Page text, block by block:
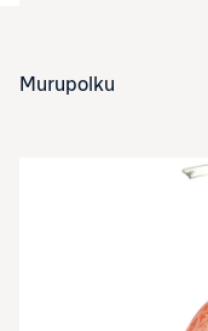
Murupolku